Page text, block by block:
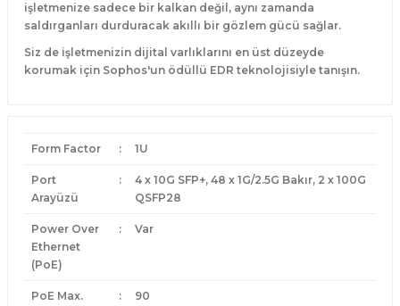
işletmenize sadece bir kalkan değil, aynı zamanda
saldırganları durduracak akıllı bir gözlem gücü sağlar.
Siz de işletmenizin dijital varlıklarını en üst düzeyde
korumak için Sophos'un ödüllü EDR teknolojisiyle tanışın.
Form Factor : 1U
Port
Arayüzü
:
4 x 10G SFP+, 48 x 1G/2.5G Bakır, 2 x 100G
QSFP28
Power Over
Ethernet
(PoE)
: Var
PoE Max.
: 90